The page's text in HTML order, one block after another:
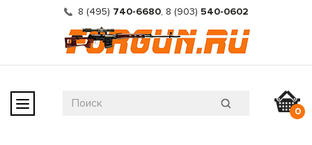
8 (495) 740-6680, 8 (903) 540-0602
0